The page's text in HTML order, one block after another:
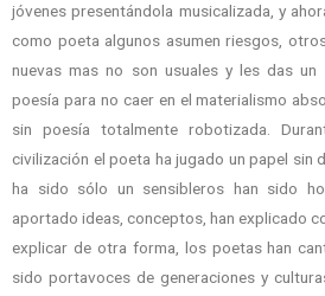
jóvenes presentándola musicalizada, y
como poeta algunos asumen riesgos,
nuevas mas no son usuales y les das un
poesía para no caer en el materialismo
sin poesía totalmente robotizada.
civilización el poeta ha jugado un papel sin
ha sido sólo un sensibleros han sido
aportado ideas, conceptos, han explicado
explicar de otra forma, los poetas han
sido portavoces de generaciones y